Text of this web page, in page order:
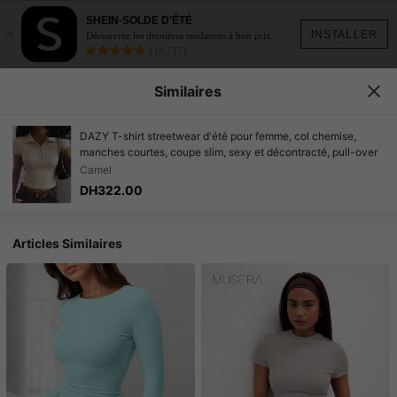
INSTALLER
SHEIN-SOLDE D'ÉTÉ
Découvrez les dernières tendances à bon prix.
Similaires
DAZY T-shirt streetwear d'été pour femme, col chemise,
manches courtes, coupe slim, sexy et décontracté, pull-over
Camel
DH322.00
Articles Similaires